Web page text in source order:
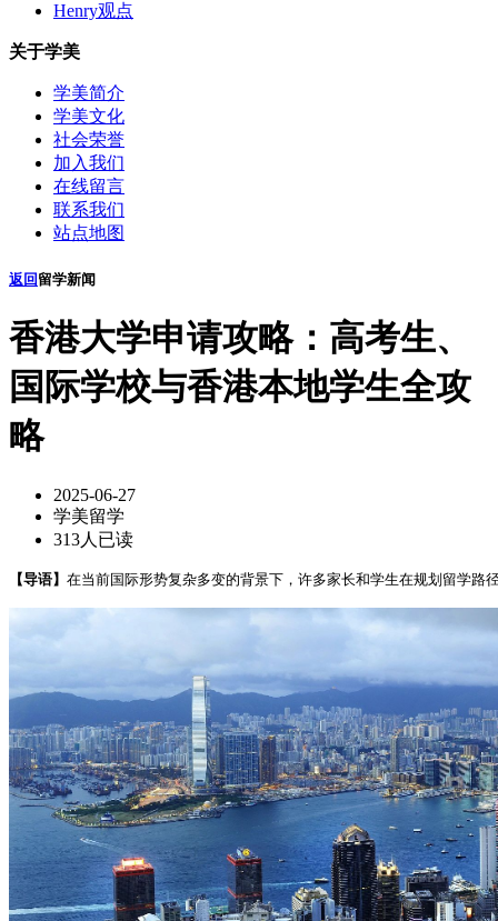
Henry观点
关于学美
学美简介
学美文化
社会荣誉
加入我们
在线留言
联系我们
站点地图
返回 留学新闻
香港大学申请攻略：高考生、
国际学校与香港本地学生全攻
略
2025-06-27
学美留学
313人已读
【导语】 在当前国际形势复杂多变的背景下，许多家长和学生在规划留学